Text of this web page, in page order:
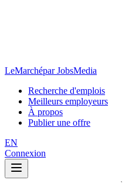
LeMarchépar JobsMedia
Recherche d'emplois
Meilleurs employeurs
À propos
Publier une offre
EN
Connexion